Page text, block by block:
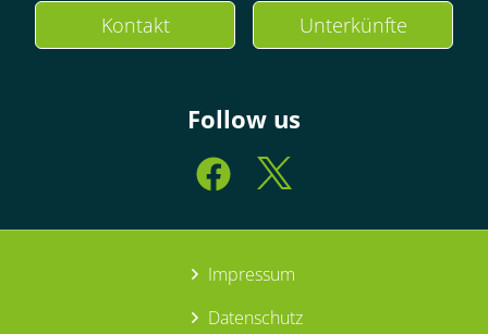
Kontakt Unterkünfte
Follow us
Impressum
Datenschutz